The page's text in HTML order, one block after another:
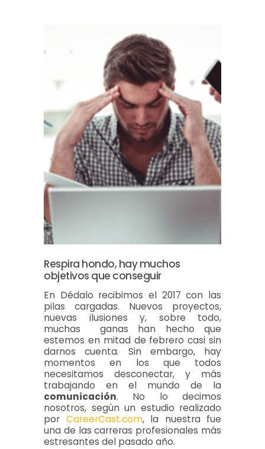
Respira hondo, hay muchos
objetivos que conseguir
En Dédalo recibimos el 2017 con las
pilas cargadas. Nuevos proyectos,
nuevas ilusiones y, sobre todo,
muchas ganas han hecho que
estemos en mitad de febrero casi sin
darnos cuenta. Sin embargo, hay
momentos en los que todos
necesitamos desconectar, y más
trabajando en el mundo de la
comunicación. No lo decimos
nosotros, según un estudio realizado
por CareerCast.com, la nuestra fue
una de las carreras profesionales más
estresantes del pasado año.